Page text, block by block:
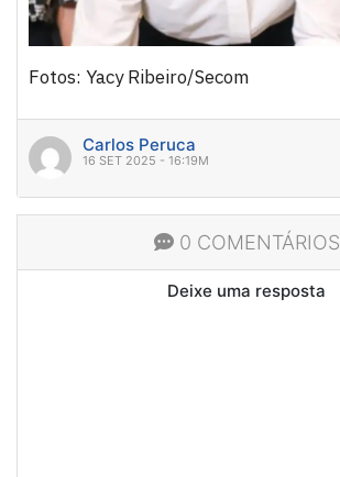
Fotos: Yacy Ribeiro/Secom
Carlos Peruca
16 SET 2025 - 16:19M
0 COMENTÁRIOS
Deixe uma resposta